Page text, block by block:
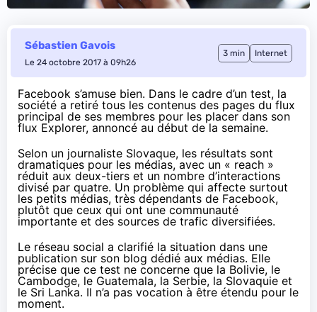
Sébastien Gavois
Le 24 octobre 2017 à 09h26
3 min Internet
Facebook s’amuse bien. Dans le cadre d’un test, la
société a retiré tous les contenus des pages du flux
principal de ses membres pour les placer dans son
flux Explorer, annoncé au début de la semaine.
Selon un journaliste Slovaque, les résultats sont
dramatiques pour les médias, avec un « reach »
réduit aux deux-tiers et un nombre d’interactions
divisé par quatre. Un problème qui affecte surtout
les petits médias, très dépendants de Facebook,
plutôt que ceux qui ont une communauté
importante et des sources de trafic diversifiées.
Le réseau social a clarifié la situation dans une
publication sur son blog dédié aux médias. Elle
précise que ce test ne concerne que la Bolivie, le
Cambodge, le Guatemala, la Serbie, la Slovaquie et
le Sri Lanka. Il n’a pas vocation à être étendu pour le
moment.